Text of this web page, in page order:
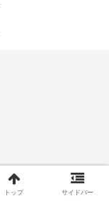
トップ サイドバー